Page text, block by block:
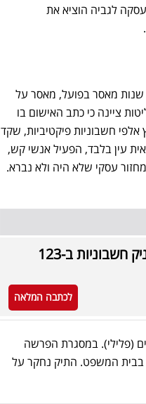
לגביה הוציא את
.
בשלב הטיעונים לעונש ביקשה פרקליטות מחוז ירושלים להטיל על הנאשם 12 שנות מאסר בפועל, מאסר על
ציינה כי כתב האישום בו
חשבוניות פיקטיביות, שקד
עין בלבד, הפעיל אנשי קש,
עסקי שלא היה ולא נברא.
רשות המסים חושפת: כך עקץ שיפוצניק חשבוניות ב-123
לכתבה המלאה
(פלילי). במסגרת הפרשה
בבית המשפט. התיק נחקר על